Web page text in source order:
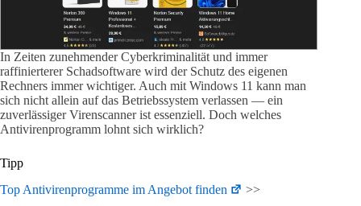
In Zeiten zunehmender Cyberkriminalität und immer
raffinierterer Schadsoftware wird der Schutz des eigenen
Rechners immer wichtiger. Auch mit Windows 11 kann man
sich nicht allein auf das Betriebssystem verlassen — ein
zuverlässiger Virenscanner ist essenziell. Doch welches
Antivirenprogramm lohnt sich wirklich?
Tipp
Top Antivirenprogramme im Angebot finden
>>